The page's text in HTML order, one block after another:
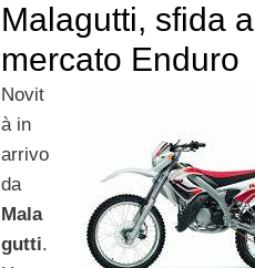
Malagutti, sfida al
mercato Enduro
Novit
à in
arrivo
da
Mala
gutti.